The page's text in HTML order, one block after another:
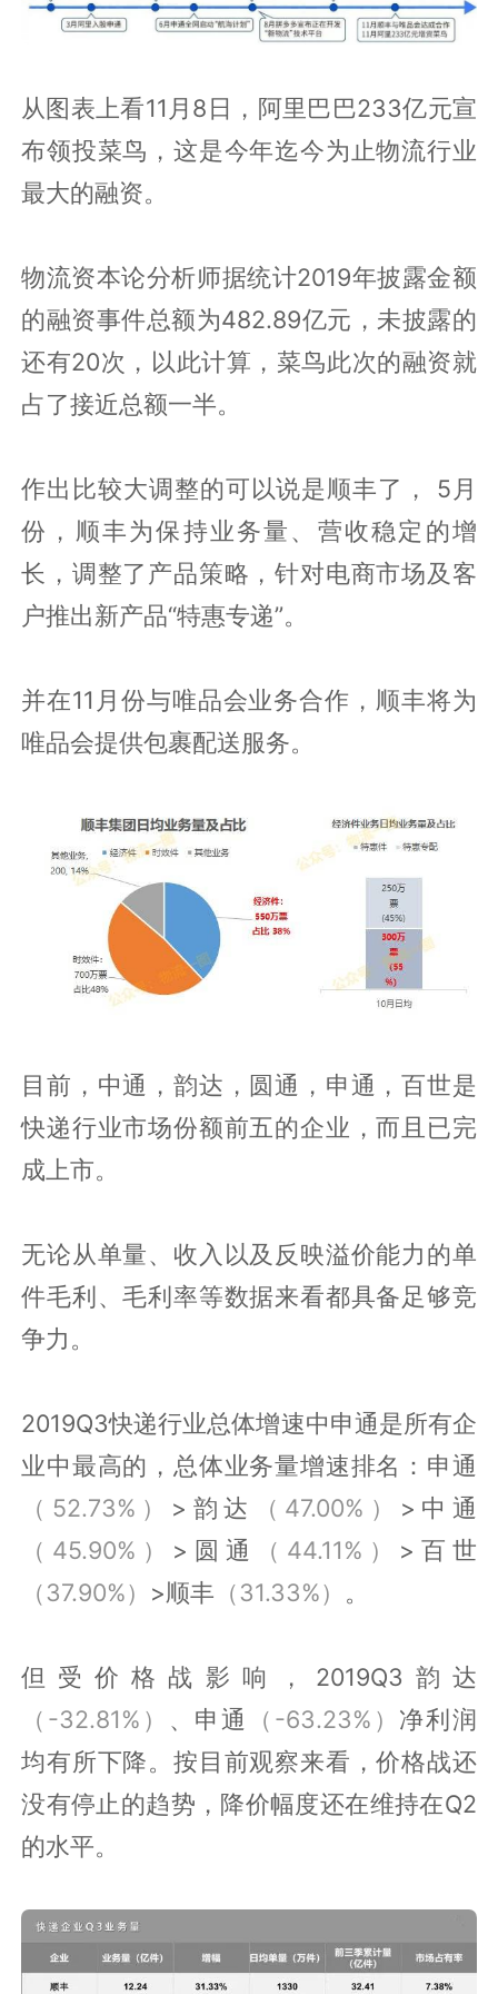
从图表上看11月8日，阿里巴巴233亿元宣
布领投菜鸟，这是今年迄今为止物流行业
最大的融资。
物流资本论分析师据统计2019年披露金额
的融资事件总额为482.89亿元，未披露的
还有20次，以此计算，菜鸟此次的融资就
占了接近总额一半。
作出比较大调整的可以说是顺丰了， 5月
份，顺丰为保持业务量、营收稳定的增
长，调整了产品策略，针对电商市场及客
户推出新产品“特惠专递”。
并在11月份与唯品会业务合作，顺丰将为
唯品会提供包裹配送服务。
目前，中通，韵达，圆通，申通，百世是
快递行业市场份额前五的企业，而且已完
成上市。
无论从单量、收入以及反映溢价能力的单
件毛利、毛利率等数据来看都具备足够竞
争力。
2019Q3快递行业总体增速中申通是所有企
业中最高的，总体业务量增速排名：申通
（52.73%） >韵达 （47.00%） >中通
（45.90%） >圆通 （44.11%） >百世
（37.90%） >顺丰 （31.33%） 。
但受价格战影响，2019Q3韵达
（-32.81%） 、申通 （-63.23%） 净利润
均有所下降。按目前观察来看，价格战还
没有停止的趋势，降价幅度还在维持在Q2
的水平。